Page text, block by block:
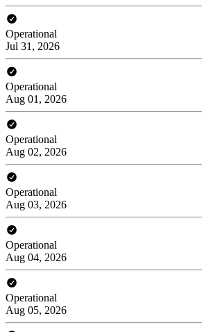
Operational
Jul 31, 2026
Operational
Aug 01, 2026
Operational
Aug 02, 2026
Operational
Aug 03, 2026
Operational
Aug 04, 2026
Operational
Aug 05, 2026